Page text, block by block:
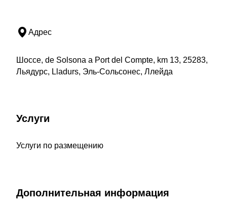
Адрес
Шоссе, de Solsona a Port del Compte, km 13, 25283,
Льядурс, Lladurs, Эль-Сольсонес, Ллейда
Услуги
Услуги по размещению
Дополнительная информация